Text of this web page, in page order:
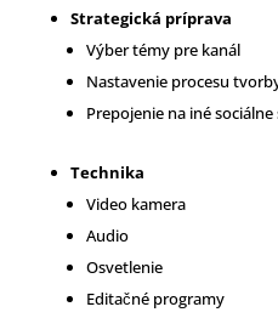
Strategická príprava
Výber témy pre kanál
Nastavenie procesu
Prepojenie na iné sociálne
Technika
Video kamera
Audio
Osvetlenie
Editačné programy